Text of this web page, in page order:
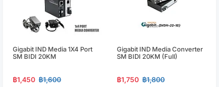
Gigabit IND Media 1X4 Port
SM BIDI 20KM
฿1,450 ฿1,600
Gigabit IND Media Converter
SM BIDI 20KM (Full)
฿1,750 ฿1,800